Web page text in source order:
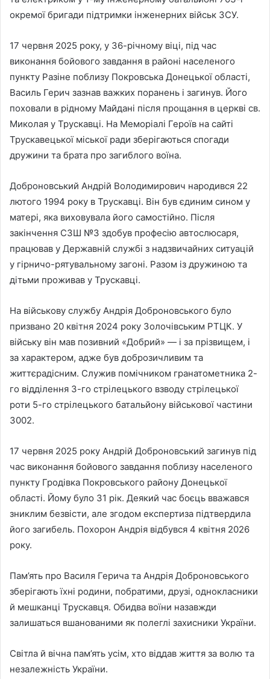
окремої бригади підтримки інженерних військ ЗСУ.
17 червня 2025 року, у 36-річному віці, під час
виконання бойового завдання в районі населеного
пункту Разіне поблизу Покровська Донецької області,
Василь Герич зазнав важких поранень і загинув. Його
поховали в рідному Майдані після прощання в церкві св.
Миколая у Трускавці. На Меморіалі Героїв на сайті
Трускавецької міської ради зберігаються спогади
дружини та брата про загиблого воїна.
Доброновський Андрій Володимирович народився 22
лютого 1994 року в Трускавці. Він був єдиним сином у
матері, яка виховувала його самостійно. Після
закінчення СЗШ №3 здобув професію автослюсаря,
працював у Державній службі з надзвичайних ситуацій
у гірничо-рятувальному загоні. Разом із дружиною та
дітьми проживав у Трускавці.
На військову службу Андрія Доброновського було
призвано 20 квітня 2024 року Золочівським РТЦК. У
війську він мав позивний «Добрий» — і за прізвищем, і
за характером, адже був доброзичливим та
життєрадісним. Служив помічником гранатометника 2-
го відділення 3-го стрілецького взводу стрілецької
роти 5-го стрілецького батальйону військової частини
3002.
17 червня 2025 року Андрій Доброновський загинув під
час виконання бойового завдання поблизу населеного
пункту Гродівка Покровського району Донецької
області. Йому було 31 рік. Деякий час боєць вважався
зниклим безвісти, але згодом експертиза підтвердила
його загибель. Похорон Андрія відбувся 4 квітня 2026
року.
Пам’ять про Василя Герича та Андрія Доброновського
зберігають їхні родини, побратими, друзі, однокласники
й мешканці Трускавця. Обидва воїни назавжди
залишаться вшанованими як полеглі захисники України.
Світла й вічна пам’ять усім, хто віддав життя за волю та
незалежність України.